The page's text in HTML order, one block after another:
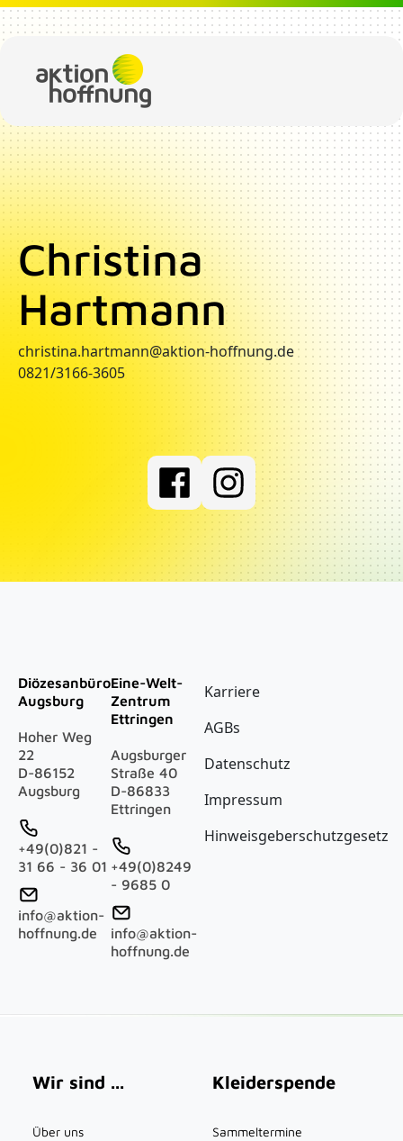
Direkt zum Inhalt
Christina
Hartmann
christina.hartmann@aktion-hoffnung.de
0821/3166-3605
Social Media
Diözesanbüro
Augsburg
Hoher Weg
22
D-86152
Augsburg
+49(0)821 -
31 66 - 36 01
info@aktion-
hoffnung.de
Eine-Welt-
Zentrum
Ettringen
Augsburger
Straße 40
D-86833
Ettringen
+49(0)8249
- 9685 0
info@aktion-
hoffnung.de
Fußzeile
Karriere
AGBs
Datenschutz
Impressum
Hinweisgeberschutzgesetz
Main navigation
Wir sind ...
Über uns
Kleiderspende
Sammeltermine